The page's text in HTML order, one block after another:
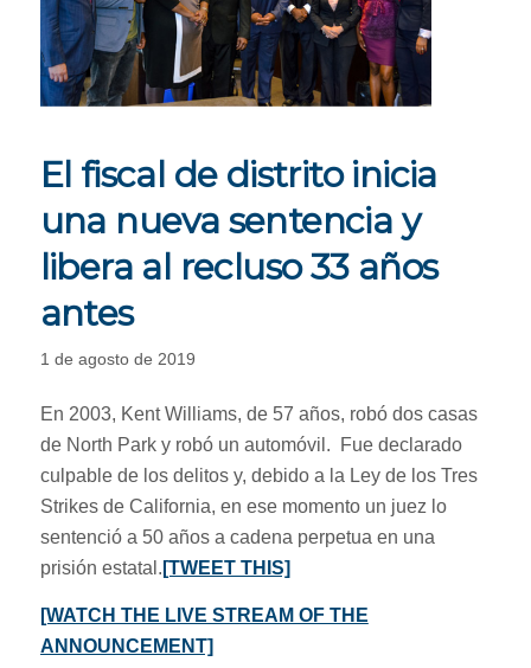
El fiscal de distrito inicia
una nueva sentencia y
libera al recluso 33 años
antes
1 de agosto de 2019
En 2003, Kent Williams, de 57 años, robó dos casas
de North Park y robó un automóvil. Fue declarado
culpable de los delitos y, debido a la Ley de los Tres
Strikes de California, en ese momento un juez lo
sentenció a 50 años a cadena perpetua en una
prisión estatal. [TWEET THIS]
[WATCH THE LIVE STREAM OF THE
ANNOUNCEMENT]